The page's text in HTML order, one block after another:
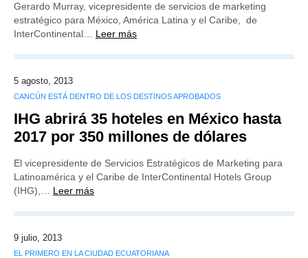
Gerardo Murray, vicepresidente de servicios de marketing
estratégico para México, América Latina y el Caribe, de
InterContinental… Leer más
5 agosto, 2013
CANCÚN ESTÁ DENTRO DE LOS DESTINOS APROBADOS
IHG abrirá 35 hoteles en México hasta
2017 por 350 millones de dólares
El vicepresidente de Servicios Estratégicos de Marketing para
Latinoamérica y el Caribe de InterContinental Hotels Group
(IHG),… Leer más
9 julio, 2013
EL PRIMERO EN LA CIUDAD ECUATORIANA